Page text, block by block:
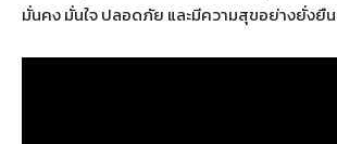
มั่นคง มั่นใจ ปลอดภัย และมีความสุขอย่างยั่งยื